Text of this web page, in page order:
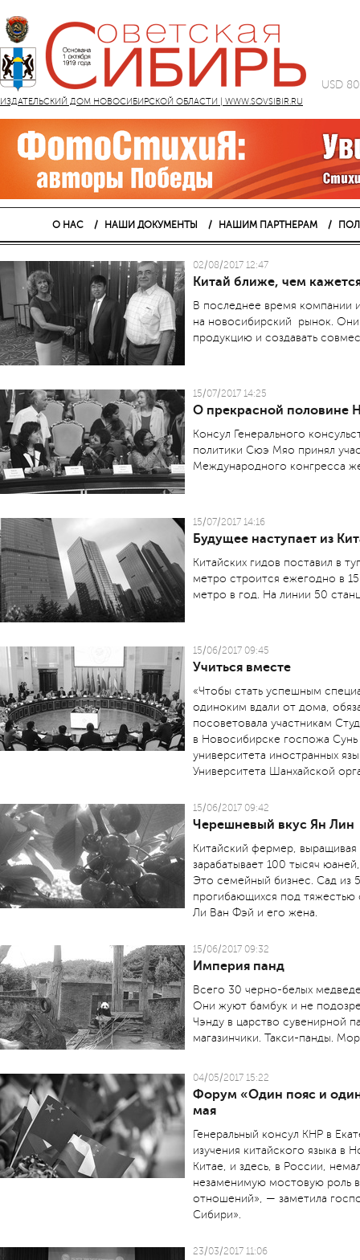
ИЗДАТЕЛЬСКИЙ ДОМ НОВОСИБИРСКОЙ ОБЛАСТИ | WWW.SOVSIBIR.RU
USD
О НАС НАШИ ДОКУМЕНТЫ НАШИМ ПАРТНЕРАМ
02/08/2017 12:47
Китай ближе, чем
В последнее время компании
на новосибирский рынок.
продукцию и создавать
15/07/2017 14:25
О прекрасной половине
Консул Генерального
политики Сюэ Мяо принял
Международного конгресса
15/07/2017 14:16
Будущее наступает из
Китайских гидов поставил в
метро строится ежегодно в
метро в год. На линии 50
15/06/2017 09:45
Учиться вместе
«Чтобы стать успешным
одиноким вдали от дома,
посоветовала участникам
в Новосибирске госпожа
университета иностранных
Университета Шанхайской
15/06/2017 09:42
Черешневый вкус Ян Лин
Китайский фермер,
зарабатывает 100 тысяч
Это семейный бизнес. Сад из
прогибающихся под
Ли Ван Фэй и его жена.
15/06/2017 09:32
Империя панд
Всего 30 черно-белых
Они жуют бамбук и не
Чэнду в царство сувенирной
магазинчики. Такси-панды.
04/05/2017 15:22
Форум «Один пояс и
мая
Генеральный консул КНР в
изучения китайского языка в
Китае, и здесь, в России,
незаменимую мостовую роль
отношений», — заметила
Сибири».
23/03/2017 11:06